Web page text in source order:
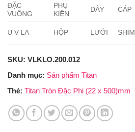
ĐẶC
VUÔNG
PHỤ
KIỆN
DÂY CÁP
U V LA HỘP LƯỚI SHIM
SKU: VLKLO.200.012
Danh mục: Sản phẩm Titan
Thẻ: Titan Tròn Đặc Phi (22 x 500)mm